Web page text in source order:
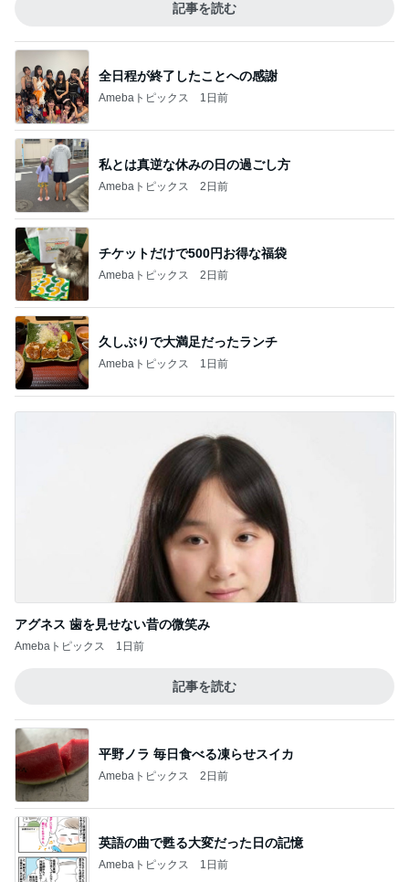
記事を読む
全日程が終了したことへの感謝
Amebaトピックス 1日前
私とは真逆な休みの日の過ごし方
Amebaトピックス 2日前
チケットだけで500円お得な福袋
Amebaトピックス 2日前
久しぶりで大満足だったランチ
Amebaトピックス 1日前
アグネス 歯を見せない昔の微笑み
Amebaトピックス 1日前
記事を読む
平野ノラ 毎日食べる凍らせスイカ
Amebaトピックス 2日前
英語の曲で甦る大変だった日の記憶
Amebaトピックス 1日前